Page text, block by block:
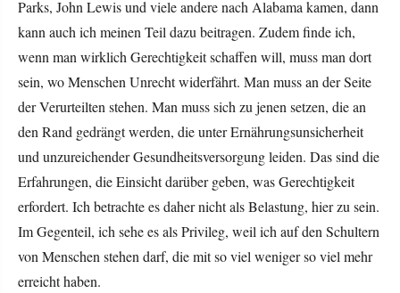
Parks, John Lewis und viele andere nach Alabama kamen, dann
kann auch ich meinen Teil dazu beitragen. Zudem finde ich,
wenn man wirklich Gerechtigkeit schaffen will, muss man dort
sein, wo Menschen Unrecht widerfährt. Man muss an der Seite
der Verurteilten stehen. Man muss sich zu jenen setzen, die an
den Rand gedrängt werden, die unter Ernährungsunsicherheit
und unzureichender Gesundheitsversorgung leiden. Das sind die
Erfahrungen, die Einsicht darüber geben, was Gerechtigkeit
erfordert. Ich betrachte es daher nicht als Belastung, hier zu sein.
Im Gegenteil, ich sehe es als Privileg, weil ich auf den Schultern
von Menschen stehen darf, die mit so viel weniger so viel mehr
erreicht haben.